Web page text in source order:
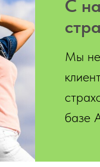
С
Мы не
базе